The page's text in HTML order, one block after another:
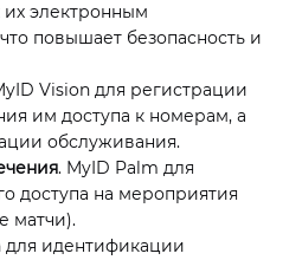
их электронным
повышает безопасность и
Vision для регистрации
им доступа к номерам, а
обслуживания.
. MyID Palm для
доступа на мероприятия
матчи).
для идентификации